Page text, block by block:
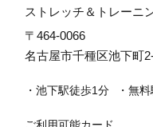
ストレッチ＆トレーニ
〒464-0066
名古屋市千種区池下町
池下駅徒歩1分 無料
ご利用可能カード